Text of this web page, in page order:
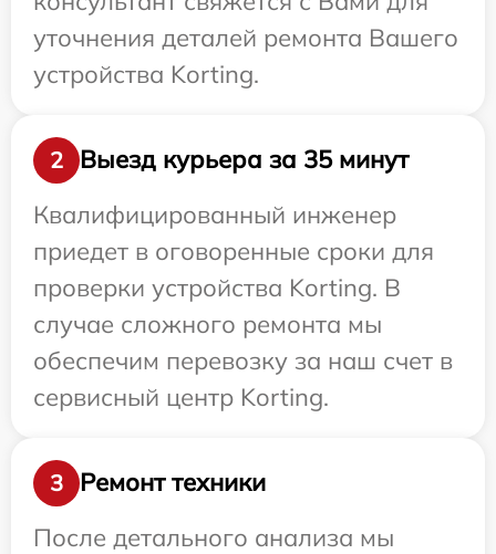
уточнения деталей ремонта Вашего
устройства Korting.
2
Выезд курьера за 35 минут
Квалифицированный инженер
приедет в оговоренные сроки для
проверки устройства Korting. В
случае сложного ремонта мы
обеспечим перевозку за наш счет в
сервисный центр Korting.
3
Ремонт техники
После детального анализа мы